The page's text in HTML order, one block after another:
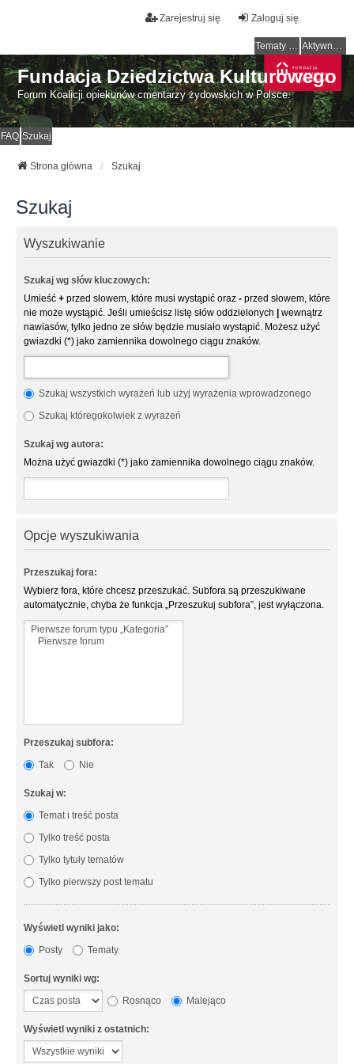
Zaloguj się
Zarejestruj się
Tematy bez odpowiedzi Aktywne tematy
Fundacja Dziedzictwa Kulturowego
Forum Koalicji opiekunów cmentarzy żydowskich w Polsce.
FAQ Szukaj
Strona główna Szukaj
Szukaj
Wyszukiwanie
Szukaj wg słów kluczowych:
Umieść + przed słowem, które musi wystąpić oraz - przed słowem, które
nie może wystąpić. Jeśli umieścisz listę słów oddzielonych | wewnątrz
nawiasów, tylko jedno ze słów będzie musiało wystąpić. Możesz użyć
gwiazdki (*) jako zamiennika dowolnego ciągu znaków.
Szukaj wszystkich wyrażeń lub użyj wyrażenia wprowadzonego
Szukaj któregokolwiek z wyrażeń
Szukaj wg autora:
Można użyć gwiazdki (*) jako zamiennika dowolnego ciągu znaków.
Opcje wyszukiwania
Przeszukaj fora:
Wybierz fora, które chcesz przeszukać. Subfora są przeszukiwane
automatycznie, chyba że funkcja „Przeszukuj subfora”, jest wyłączona.
Przeszukaj subfora:
Tak
Nie
Szukaj w:
Temat i treść posta
Tylko treść posta
Tylko tytuły tematów
Tylko pierwszy post tematu
Wyświetl wyniki jako:
Posty
Tematy
Sortuj wyniki wg:
Rosnąco
Malejąco
Wyświetl wyniki z ostatnich: